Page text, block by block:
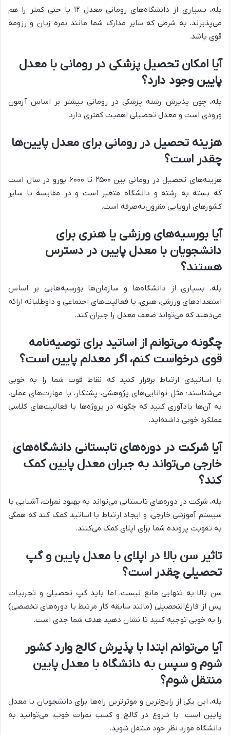
بله، بسیاری از دانشگاه‌های رومانی معدل ۱۲ یا حتی کمتر را هم
می‌پذیرند، به شرطی که سایر مدارک شما مانند نمره زبان و رزومه
قوی باشد.
آیا امکان تحصیل پزشکی در رومانی با معدل
پایین وجود دارد؟
بله، چون پذیرش رشته پزشکی در رومانی بیشتر بر اساس آزمون
ورودی است و معدل تحصیلی اهمیت کمتری دارد.
هزینه تحصیل در رومانی برای معدل پایین‌ها
چقدر است؟
هزینه‌های تحصیل در رومانی بین ۲۵۰۰ تا ۶۰۰۰ یورو در سال است
که بسته به رشته و دانشگاه متغیر است و در مقایسه با سایر
کشورهای اروپایی مقرون‌به‌صرفه است.
آیا بورسیه‌های ورزشی یا هنری برای
دانشجویان با معدل پایین در دسترس
هستند؟
بله، بسیاری از دانشگاه‌ها و سازمان‌ها بورسیه‌هایی بر اساس
استعدادهای ورزشی، هنری، یا فعالیت‌های اجتماعی و داوطلبانه ارائه
می‌دهند که می‌تواند ضعف معدل را جبران کند.
چگونه می‌توانم از اساتید برای توصیه‌نامه
قوی درخواست کنم، اگر معدلم پایین است؟
با اساتیدی ارتباط برقرار کنید که نقاط قوت شما را به خوبی
می‌شناسند؛ مثل توانایی‌های پژوهشی، پشتکار، یا مهارت‌های عملی.
به آن‌ها یادآوری کنید که چگونه در پروژه‌ها یا فعالیت‌های کلاسی
عملکرد خوبی داشته‌اید.
آیا شرکت در دوره‌های تابستانی دانشگاه‌های
خارجی می‌تواند به جبران معدل پایین کمک
کند؟
بله، شرکت در دوره‌های تابستانی می‌تواند به بهبود نمرات، آشنایی با
سیستم آموزشی خارجی، و ایجاد ارتباط با اساتید کمک کند که همگی
به تقویت پرونده شما برای اپلای کمک می‌کنند.
تاثیر سن بالا در اپلای با معدل پایین و گپ
تحصیلی چقدر است؟
سن بالا به تنهایی مانع نیست، اما باید گپ تحصیلی و تجربیات
پس از فارغ‌التحصیلی (مانند سابقه کار مرتبط یا دوره‌های تخصصی)
را به خوبی توجیه کنید تا نشان دهید هدف شما جدی است.
آیا می‌توانم ابتدا با پذیرش کالج وارد کشور
شوم و سپس به دانشگاه با معدل پایین
منتقل شوم؟
بله، این یکی از رایج‌ترین و موثرترین راه‌ها برای دانشجویان با معدل
پایین است. با شروع در کالج و کسب نمرات خوب، می‌توانید به
دانشگاه مورد نظر خود منتقل شوید.